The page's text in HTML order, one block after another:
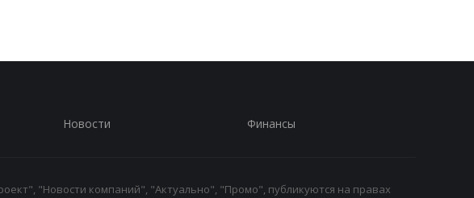
Новости Финансы
"Новости компаний", "Актуально", "Промо", публикуются на правах